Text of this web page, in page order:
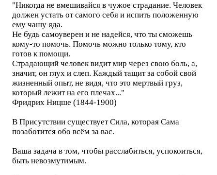
"Никогда не вмешивайся в чужое страдание. Человек
должен устать от самого себя и испить положенную
ему чашу яда.
Не будь самоуверен и не надейся, что ты сможешь
кому-то помочь. Помочь можно только тому, кто
готов к помощи.
Страдающий человек видит мир через свою боль, а,
значит, он глух и слеп. Каждый тащит за собой свой
жизненный опыт, не видя, что это мертвый груз,
который лежит на его плечах..."
Фридрих Ницше (1844-1900)
В Присутствии существует Сила, которая Сама
позаботится обо всём за вас.
Ваша задача в том, чтобы расслабиться, успокоиться,
быть невозмутимым.